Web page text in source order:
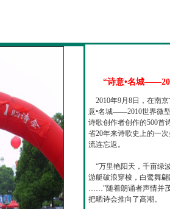
“诗意•名城
2010年9月8日，在南
意•名城——2010世界微
诗歌创作者创作的500首
省20年来诗歌史上的一
流连忘返。
“万里艳阳天，千亩绿
游艇破浪穿梭，白鹭舞翩
……”随着朗诵者声情并
把晒诗会推向了高潮。